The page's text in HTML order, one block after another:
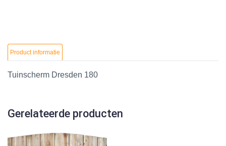
Product informatie
Tuinscherm Dresden 180
Gerelateerde producten